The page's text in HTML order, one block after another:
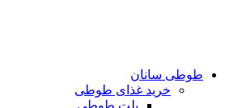
طوطی سانان
خرید غذای طوطی